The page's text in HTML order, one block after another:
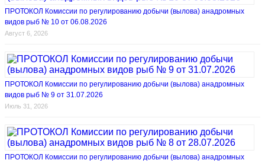
ПРОТОКОЛ Комиссии по регулированию добычи (вылова) анадромных
видов рыб № 10 от 06.08.2026
Август 6, 2026
ПРОТОКОЛ Комиссии по регулированию добычи (вылова) анадромных
видов рыб № 9 от 31.07.2026
Июль 31, 2026
ПРОТОКОЛ Комиссии по регулированию добычи (вылова) анадромных